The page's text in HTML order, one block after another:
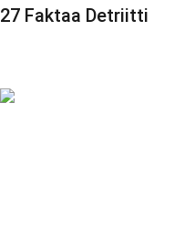
27 Faktaa Detriitti